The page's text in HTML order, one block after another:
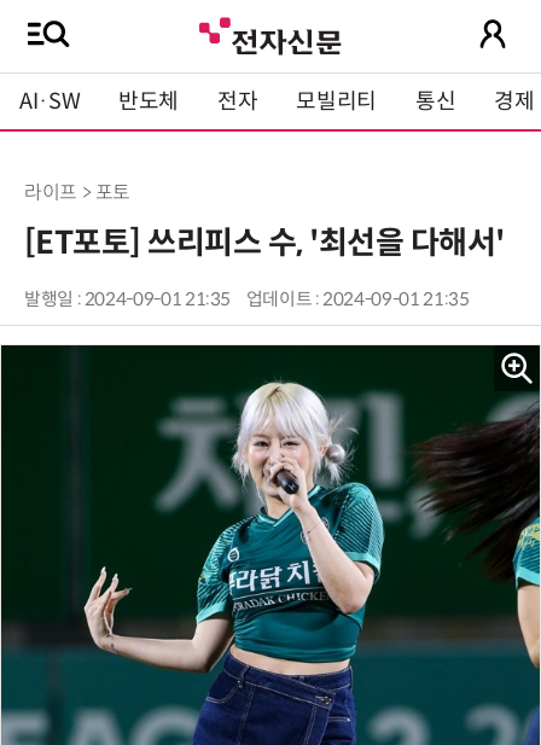
AI·SW 반도체 전자 모빌리티 통신 경제
라이프 > 포토
[ET포토] 쓰리피스 수, '최선을 다해서'
발행일 : 2024-09-01 21:35 업데이트 : 2024-09-01 21:35